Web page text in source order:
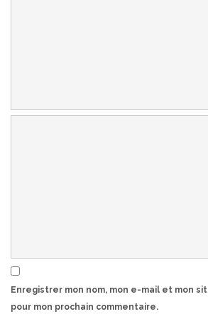
Enregistrer mon nom, mon e-mail et mon
pour mon prochain commentaire.